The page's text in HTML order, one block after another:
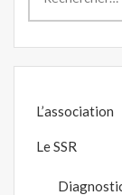
L’association
Le SSR